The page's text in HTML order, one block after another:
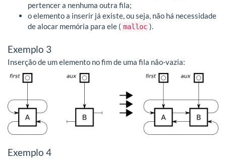
pertencer a nenhuma outra fila;
o elemento a inserir já existe, ou seja, não há necessidade
de alocar memória para ele ( malloc ).
Exemplo 3
Inserção de um elemento no fim de uma fila não-vazia:
Exemplo 4